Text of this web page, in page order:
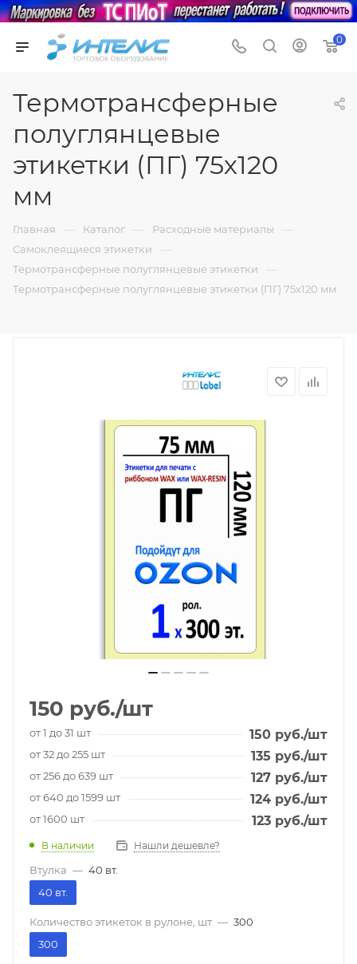
0
Термотрансферные
полуглянцевые
этикетки (ПГ) 75х120
мм
Главная — Каталог — Расходные материалы —
Самоклеящиеся этикетки —
Термотрансферные полуглянцевые этикетки —
Термотрансферные полуглянцевые этикетки (ПГ) 75х120 мм
150 руб./шт
от 1 до 31 шт 150 руб./шт
от 32 до 255 шт 135 руб./шт
от 256 до 639 шт 127 руб./шт
от 640 до 1599 шт 124 руб./шт
от 1600 шт 123 руб./шт
В наличии Нашли дешевле?
Втулка — 40 вт.
40 вт.
Количество этикеток в рулоне, шт — 300
300